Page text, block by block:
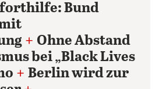
Bund
+ Ohne Abstand
bei „Black Lives
+ Berlin wird zur